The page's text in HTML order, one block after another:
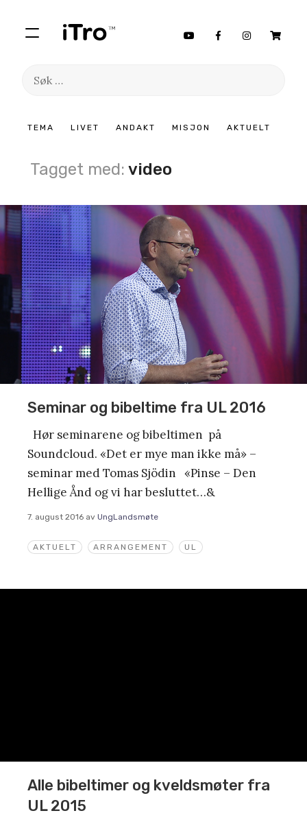
TEMA LIVET ANDAKT MISJON AKTUELT
Søk
Tagget med: video
AKTUELT ARRANGEMENT UL
Seminar og bibeltime fra UL 2016
Hør seminarene og bibeltimen på
Soundcloud. «Det er mye man ikke må» –
seminar med Tomas Sjödin «Pinse – Den
Hellige Ånd og vi har besluttet…&
7. august 2016 av UngLandsmøte
Alle bibeltimer og kveldsmøter fra
UL 2015